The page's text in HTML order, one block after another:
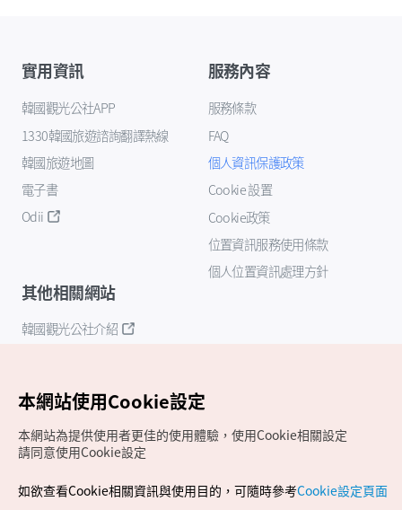
實用資訊
韓國觀光公社APP
1330韓國旅遊諮詢翻譯熱線
韓國旅遊地圖
電子書
Odii
服務內容
服務條款
FAQ
個人資訊保護政策
Cookie 設置
Cookie政策
位置資訊服務使用條款
個人位置資訊處理方針
其他相關網站
韓國觀光公社介紹
Copyrights (c) 韓國觀光公社版權所有
本網站使用Cookie設定
本網站為提供使用者更佳的使用體驗，使用Cookie相關設定
請同意使用Cookie設定
如欲查看Cookie相關資訊與使用目的，可隨時參考Cookie設定頁面